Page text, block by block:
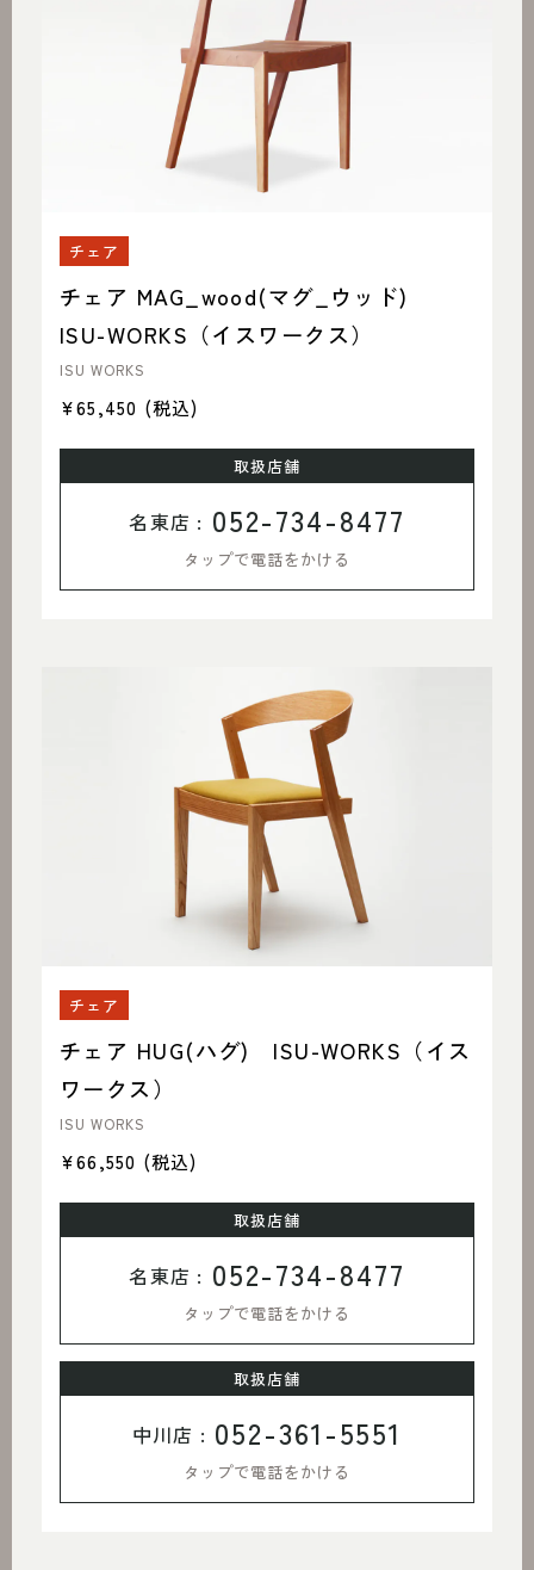
チェア
チェア MAG_wood(マグ_ウッド)
ISU-WORKS（イスワークス）
ISU WORKS
¥65,450 (税込)
取扱店舗
名東店 : 052-734-8477
タップで電話をかける
チェア
チェア HUG(ハグ) ISU-WORKS（イス
ワークス）
ISU WORKS
¥66,550 (税込)
取扱店舗
名東店 : 052-734-8477
タップで電話をかける
取扱店舗
中川店 : 052-361-5551
タップで電話をかける